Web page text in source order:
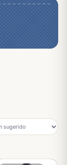
Fray V. Solano